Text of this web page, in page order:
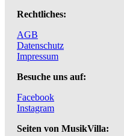
Rechtliches:
AGB
Datenschutz
Impressum
Besuche uns auf:
Facebook
Instagram
Seiten von MusikVilla: